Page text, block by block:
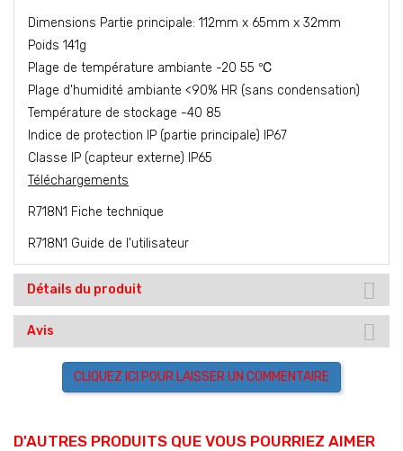
Dimensions Partie principale: 112mm x 65mm x 32mm
Poids 141g
Plage de température ambiante -20 55 ℃
Plage d'humidité ambiante <90% HR (sans condensation)
Température de stockage -40 85
Indice de protection IP (partie principale) IP67
Classe IP (capteur externe) IP65
Téléchargements
R718N1 Fiche technique
R718N1 Guide de l'utilisateur
Détails du produit
Avis
CLIQUEZ ICI POUR LAISSER UN COMMENTAIRE
D'AUTRES PRODUITS QUE VOUS POURRIEZ AIMER